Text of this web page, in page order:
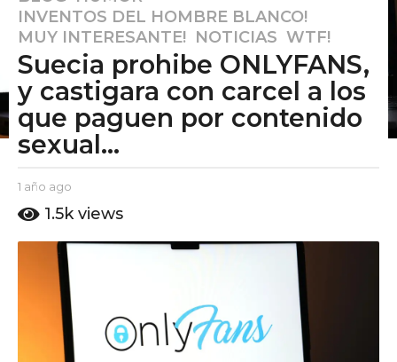
a
ñ
o
a
g
o
1
ñ
o
INVENTOS DEL HOMBRE BLANCO!
MUY INTERESANTE! ,NOTICIAS ,WTF!
Suecia prohibe ONLYFANS,
y castigara con carcel a los
que paguen por contenido
sexual...
b
E
1 año ago
ñ
1.5k views